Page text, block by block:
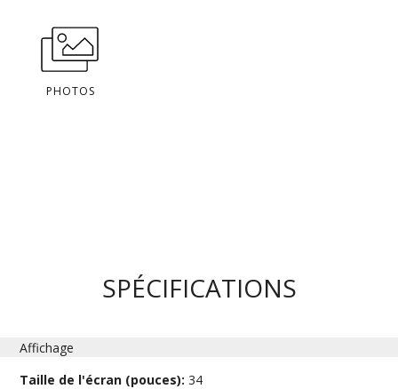
PHOTOS
SPÉCIFICATIONS
Affichage
Taille de l'écran (pouces):34